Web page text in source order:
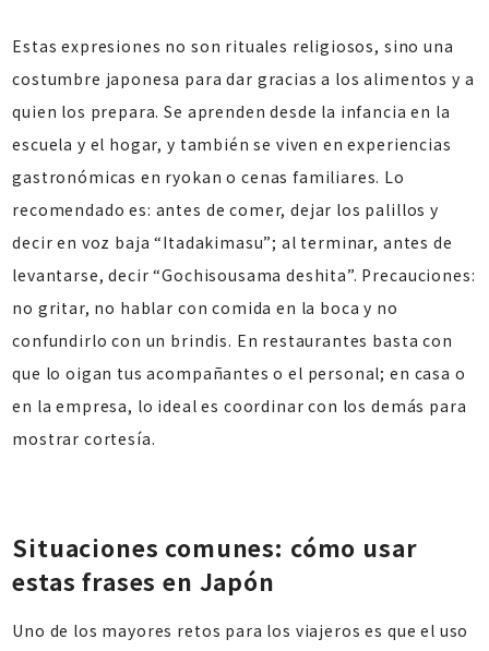
Estas expresiones no son rituales religiosos, sino una
costumbre japonesa para dar gracias a los alimentos y a
quien los prepara. Se aprenden desde la infancia en la
escuela y el hogar, y también se viven en experiencias
gastronómicas en ryokan o cenas familiares. Lo
recomendado es: antes de comer, dejar los palillos y
decir en voz baja “Itadakimasu”; al terminar, antes de
levantarse, decir “Gochisousama deshita”. Precauciones:
no gritar, no hablar con comida en la boca y no
confundirlo con un brindis. En restaurantes basta con
que lo oigan tus acompañantes o el personal; en casa o
en la empresa, lo ideal es coordinar con los demás para
mostrar cortesía.
Situaciones comunes: cómo usar
estas frases en Japón
Uno de los mayores retos para los viajeros es que el uso